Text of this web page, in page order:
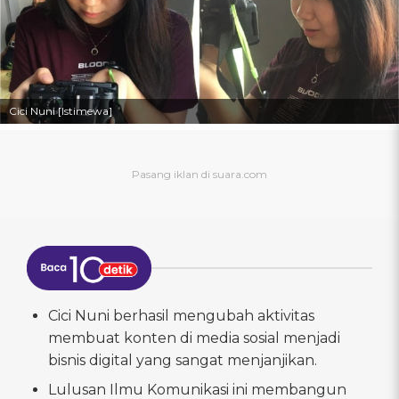
Cici Nuni [Istimewa]
Cici Nuni berhasil mengubah aktivitas
membuat konten di media sosial menjadi
bisnis digital yang sangat menjanjikan.
Lulusan Ilmu Komunikasi ini membangun